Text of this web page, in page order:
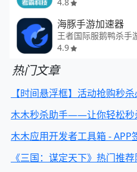
海豚手游加速器
4.9
热门文章
【时间悬浮框】活动抢购秒
木木秒杀助手——让你轻松秒
木木应用开发者工具箱 - APP
《三国：谋定天下》热门推